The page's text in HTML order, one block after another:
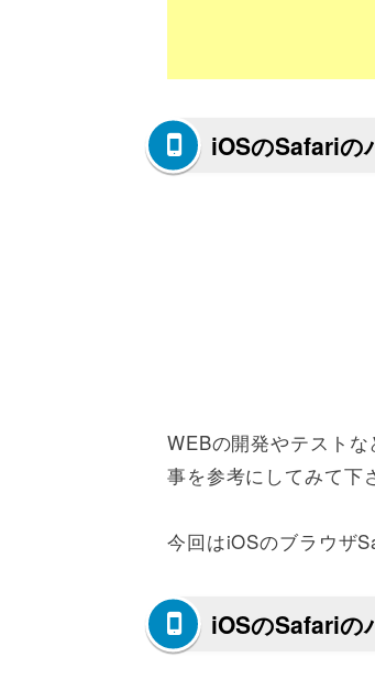
iOSのSafariの
WEBの開発やテスト
事を参考にしてみて下
今回はiOSのブラウザ
iOSのSafariの